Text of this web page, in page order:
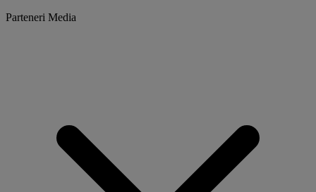
Parteneri Media